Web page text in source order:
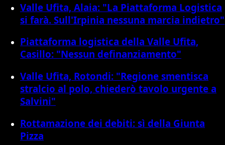
Valle Ufita, Alaia: "La Piattaforma Logistica
si farà. Sull'Irpinia nessuna marcia indietro"
Piattaforma logistica della Valle Ufita,
Casillo: "Nessun definanziamento"
Valle Ufita, Rotondi: "Regione smentisca
stralcio al polo, chiederò tavolo urgente a
Salvini"
Rottamazione dei debiti: sì della Giunta
Pizza